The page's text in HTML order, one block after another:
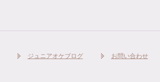
ジュニアオケブログ お問い合わせ